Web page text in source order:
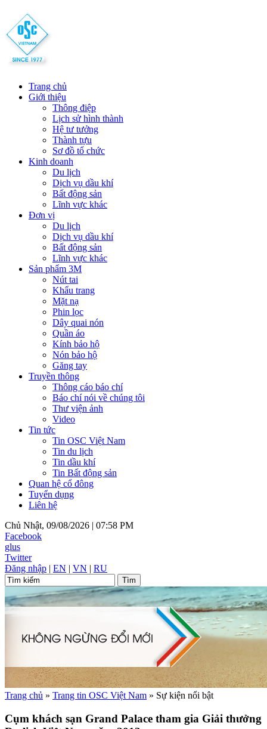
Trang chủ
Giới thiệu
Thông điệp
Lịch sử hình thành
Hệ tư tưởng
Thành tựu
Sơ đồ tổ chức
Kinh doanh
Du lịch
Dịch vụ dầu khí
Bất động sản
Lĩnh vực khác
Đơn vị
Du lịch
Dịch vụ dầu khí
Bất động sản
Lĩnh vực khác
Sản phẩm 3M
Nút tai
Khẩu trang
Mặt nạ
Phin lọc
Dây quai nón
Quần áo
Kính bảo hộ
Nón bảo hộ
Găng tay
Truyền thông
Thông cáo báo chí
Báo chí nói về chúng tôi
Thư viện ảnh
Video
Tin tức
Tin OSC Việt Nam
Tin du lịch
Tin dầu khí
Tin Bất động sản
Quan hệ cổ đông
Tuyển dụng
Liên hệ
Chủ Nhật, 09/08/2026 | 07:58 PM
Facebook
glus
Twitter
Đăng nhập | EN | VN | RU
Trang chủ » Trang tin OSC Việt Nam » Sự kiện nổi bật
Cụm khách sạn Grand Palace tham gia Giải thưởng